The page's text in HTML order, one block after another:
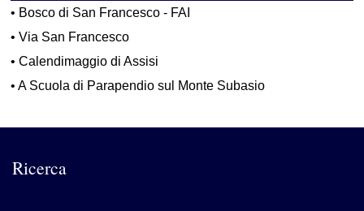
• Bosco di San Francesco - FAI
•Via San Francesco
•Calendimaggio di Assisi
•A Scuola di Parapendio sul Monte Subasio
Ricerca